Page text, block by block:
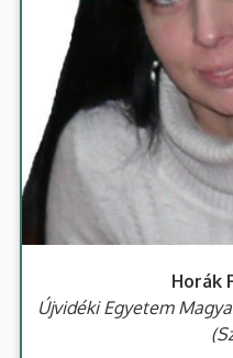
Horák
Újvidéki Egyetem